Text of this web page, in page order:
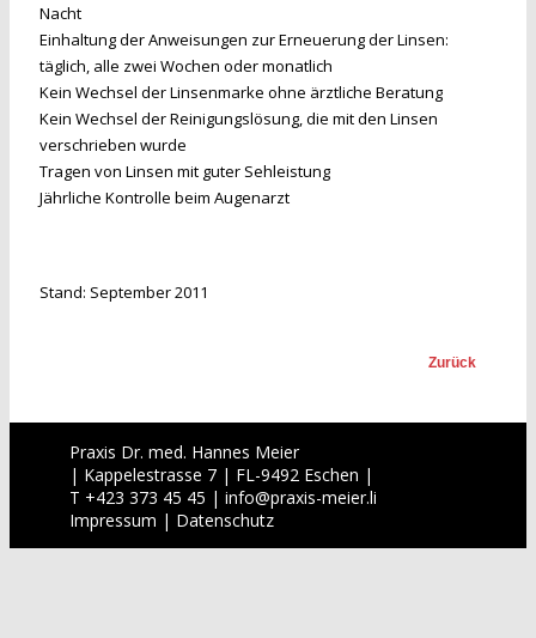
Nacht
Einhaltung der Anweisungen zur Erneuerung der Linsen:
täglich, alle zwei Wochen oder monatlich
Kein Wechsel der Linsenmarke ohne ärztliche Beratung
Kein Wechsel der Reinigungslösung, die mit den Linsen
verschrieben wurde
Tragen von Linsen mit guter Sehleistung
Jährliche Kontrolle beim Augenarzt
Stand: September 2011
Zurück
Praxis Dr. med. Hannes Meier
| Kappelestrasse 7 | FL-9492 Eschen |
T +423 373 45 45 | info@praxis-meier.li
Impressum | Datenschutz